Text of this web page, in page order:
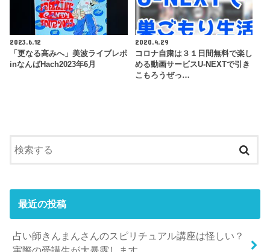
2023.6.12
「更なる高みへ」美波ライブレポ
inなんばHach2023年6月
2020.4.29
コロナ自粛は３１日間無料で楽し
める動画サービスU-NEXTで引き
こもろうぜっ…
最近の投稿
占い師きんまんさんのスピリチュアル講座は怪しい？